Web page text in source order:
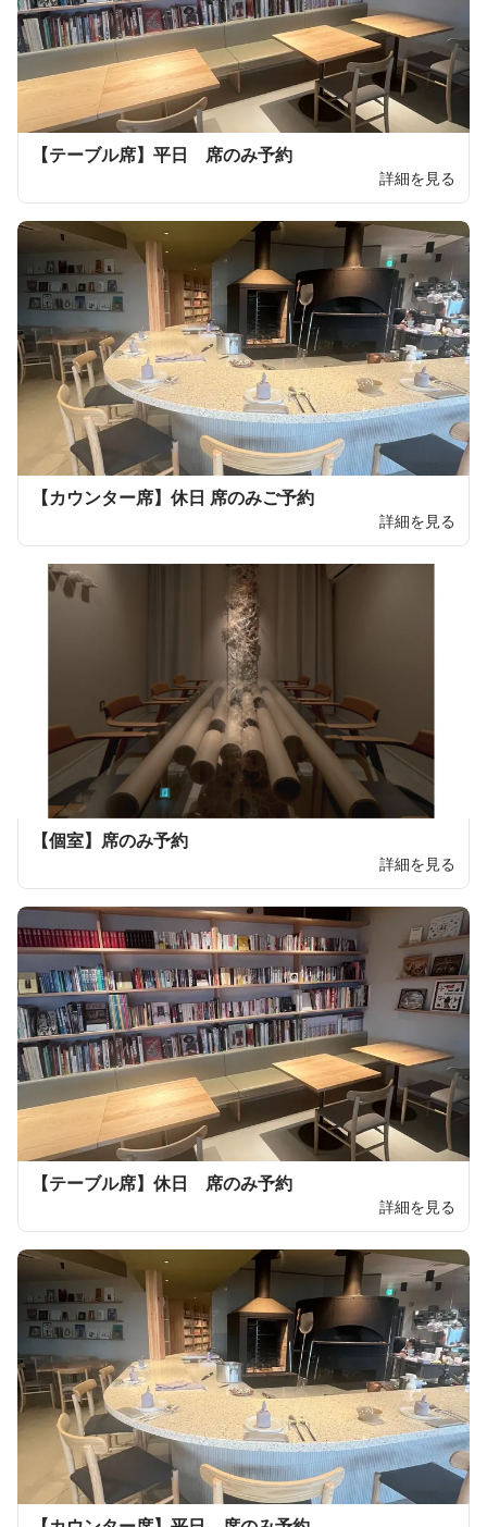
【テーブル席】平日 席のみ予約
詳細を見る
【カウンター席】休日 席のみご予約
詳細を見る
【個室】席のみ予約
詳細を見る
【テーブル席】休日 席のみ予約
詳細を見る